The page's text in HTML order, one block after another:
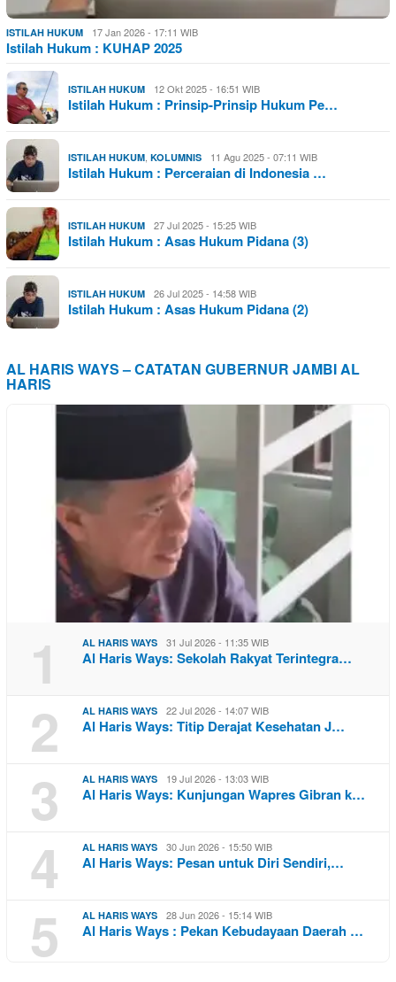
ISTILAH HUKUM 17 Jan 2026 - 17:11 WIB
Istilah Hukum : KUHAP 2025
ISTILAH HUKUM 12 Okt 2025 - 16:51 WIB
Istilah Hukum : Prinsip-Prinsip Hukum Pe…
ISTILAH HUKUM, KOLUMNIS 11 Agu 2025 - 07:11 WIB
Istilah Hukum : Perceraian di Indonesia …
ISTILAH HUKUM 27 Jul 2025 - 15:25 WIB
Istilah Hukum : Asas Hukum Pidana (3)
ISTILAH HUKUM 26 Jul 2025 - 14:58 WIB
Istilah Hukum : Asas Hukum Pidana (2)
AL HARIS WAYS – CATATAN GUBERNUR JAMBI AL
HARIS
1 AL HARIS WAYS 31 Jul 2026 - 11:35 WIB
Al Haris Ways: Sekolah Rakyat Terintegra…
2 AL HARIS WAYS 22 Jul 2026 - 14:07 WIB
Al Haris Ways: Titip Derajat Kesehatan J…
3 AL HARIS WAYS 19 Jul 2026 - 13:03 WIB
Al Haris Ways: Kunjungan Wapres Gibran k…
4 AL HARIS WAYS 30 Jun 2026 - 15:50 WIB
Al Haris Ways: Pesan untuk Diri Sendiri,…
5 AL HARIS WAYS 28 Jun 2026 - 15:14 WIB
Al Haris Ways : Pekan Kebudayaan Daerah …